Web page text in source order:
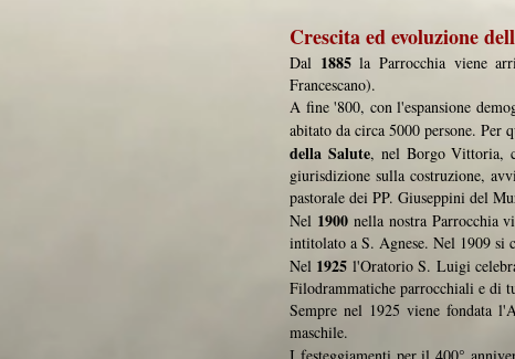
Crescita ed evoluzione
Dal 1885la Parrocchia viene
Francescano).
A fine '800, con l'espansione
abitato da circa 5000 persone. Per
della Salute, nel Borgo Vittoria,
giurisdizione sulla costruzione,
pastorale dei PP. Giuseppini del
Nel 1900nella nostra Parrocchia
intitolato a S. Agnese. Nel 1909 si
Nel 1925 l'Oratorio S. Luigi
Filodrammatiche parrocchiali e di
Sempre nel 1925 viene fondata
maschile.